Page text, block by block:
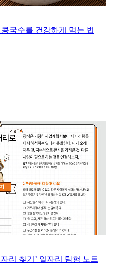
콩국수를 건강하게 먹는 법
리 찾기’ 일자리 탐험 노트